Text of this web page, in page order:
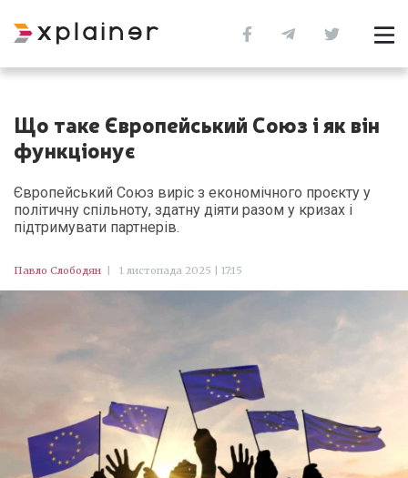
Що таке Європейський Союз і як він
функціонує
Європейський Союз виріс з економічного проєкту у
політичну спільноту, здатну діяти разом у кризах і
підтримувати партнерів.
Павло Слободян 1 листопада 2025 | 17:15